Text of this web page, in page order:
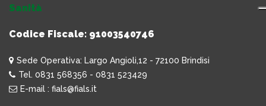
Sanità
Codice Fiscale: 91003540746
Sede Operativa: Largo Angioli,12 - 72100 Brindisi
Tel. 0831 568356 - 0831 523429
E-mail : fials@fials.it